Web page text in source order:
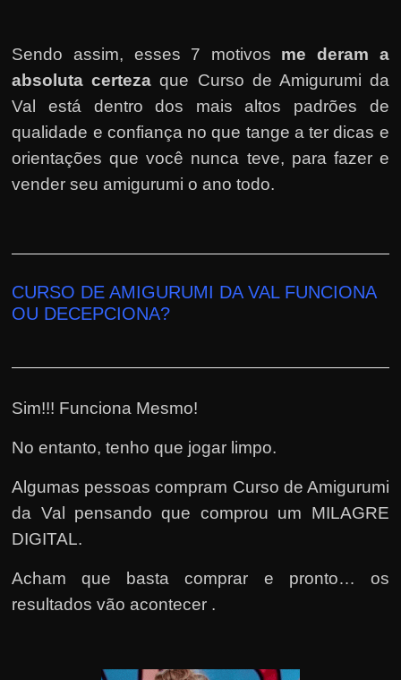
Sendo assim, esses 7 motivos me deram a
absoluta certeza que Curso de Amigurumi da
Val está dentro dos mais altos padrões de
qualidade e confiança no que tange a ter dicas e
orientações que você nunca teve, para fazer e
vender seu amigurumi o ano todo.
CURSO DE AMIGURUMI DA VAL FUNCIONA
OU DECEPCIONA?
Sim!!! Funciona Mesmo!
No entanto, tenho que jogar limpo.
Algumas pessoas compram Curso de Amigurumi
da Val pensando que comprou um MILAGRE
DIGITAL.
Acham que basta comprar e pronto… os
resultados vão acontecer .